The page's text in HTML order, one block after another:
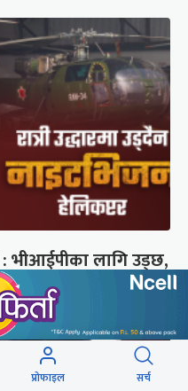
भीआईपीका लागि उड्छ,
प्रोफाइल सर्च